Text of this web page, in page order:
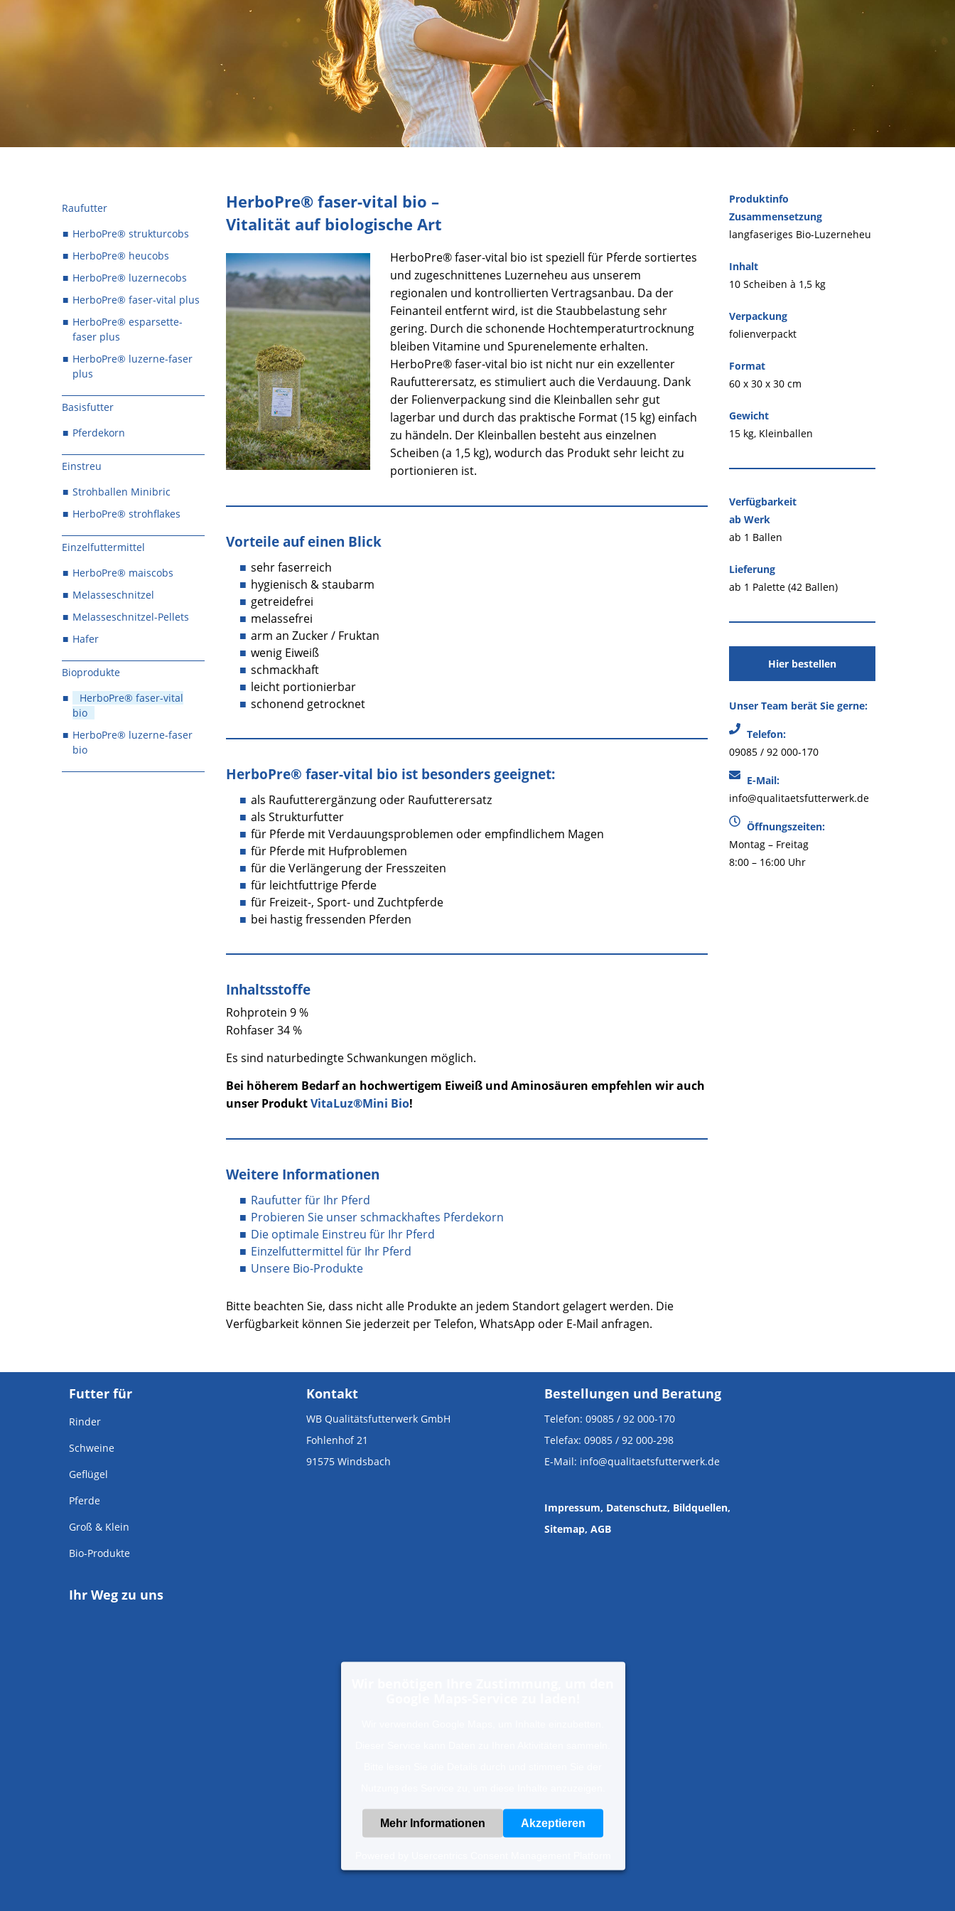
Raufutter
HerboPre® strukturcobs
HerboPre® heucobs
HerboPre® luzernecobs
HerboPre® faser-vital plus
HerboPre® esparsette-
faser plus
HerboPre® luzerne-faser
plus
Basisfutter
Pferdekorn
Einstreu
Strohballen Minibric
HerboPre® strohflakes
Einzelfuttermittel
HerboPre® maiscobs
Melasseschnitzel
Melasseschnitzel-Pellets
Hafer
Bioprodukte
HerboPre® faser-vital
bio
HerboPre® luzerne-faser
bio
HerboPre® faser-vital bio –
Vitalität auf biologische Art
HerboPre® faser-vital bio ist speziell für Pferde sortiertes
und zugeschnittenes Luzerneheu aus unserem
regionalen und kontrollierten Vertragsanbau. Da der
Feinanteil entfernt wird, ist die Staubbelastung sehr
gering. Durch die schonende Hochtemperaturtrocknung
bleiben Vitamine und Spurenelemente erhalten.
HerboPre® faser-vital bio ist nicht nur ein exzellenter
Raufutterersatz, es stimuliert auch die Verdauung. Dank
der Folienverpackung sind die Kleinballen sehr gut
lagerbar und durch das praktische Format (15 kg) einfach
zu händeln. Der Kleinballen besteht aus einzelnen
Scheiben (a 1,5 kg), wodurch das Produkt sehr leicht zu
portionieren ist.
Vorteile auf einen Blick
sehr faserreich
hygienisch & staubarm
getreidefrei
melassefrei
arm an Zucker / Fruktan
wenig Eiweiß
schmackhaft
leicht portionierbar
schonend getrocknet
HerboPre® faser-vital bio ist besonders geeignet:
als Raufutterergänzung oder Raufutterersatz
als Strukturfutter
für Pferde mit Verdauungsproblemen oder empfindlichem Magen
für Pferde mit Hufproblemen
für die Verlängerung der Fresszeiten
für leichtfuttrige Pferde
für Freizeit-, Sport- und Zuchtpferde
bei hastig fressenden Pferden
Inhaltsstoffe
Rohprotein 9 %
Rohfaser 34 %
Es sind naturbedingte Schwankungen möglich.
Bei höherem Bedarf an hochwertigem Eiweiß und Aminosäuren empfehlen wir auch
unser ProduktVitaLuz®Mini Bio!
Weitere Informationen
Raufutter für Ihr Pferd
Probieren Sie unser schmackhaftes Pferdekorn
Die optimale Einstreu für Ihr Pferd
Einzelfuttermittel für Ihr Pferd
Unsere Bio-Produkte
Bitte beachten Sie, dass nicht alle Produkte an jedem Standort gelagert werden. Die
Verfügbarkeit können Sie jederzeit per Telefon, WhatsApp oder E-Mail anfragen.
Produktinfo
Zusammensetzung
langfaseriges Bio-Luzerneheu
Inhalt
10 Scheiben à 1,5 kg
Verpackung
folienverpackt
Format
60 x 30 x 30 cm
Gewicht
15 kg, Kleinballen
Verfügbarkeit
ab Werk
ab 1 Ballen
Lieferung
ab 1 Palette (42 Ballen)
Hier bestellen
Unser Team berät Sie gerne:
Telefon:
09085 / 92 000-170
E-Mail:
info@qualitaetsfutterwerk.de
Öffnungszeiten:
Montag – Freitag
8:00 – 16:00 Uhr
Futter für
Rinder
Schweine
Geflügel
Pferde
Groß & Klein
Bio-Produkte
Kontakt
WB Qualitätsfutterwerk GmbH
Fohlenhof 21
91575 Windsbach
Bestellungen und Beratung
Telefon: 09085 / 92 000-170
Telefax: 09085 / 92 000-298
E-Mail: info@qualitaetsfutterwerk.de
Impressum, Datenschutz, Bildquellen,
Sitemap, AGB
Ihr Weg zu uns
Mehr Informationen Akzeptieren